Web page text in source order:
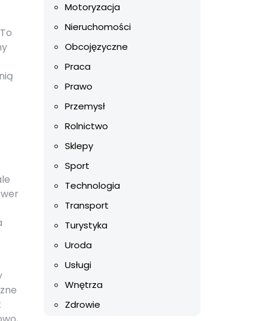
Motoryzacja
Nieruchomości
Obcojęzyczne
Praca
Prawo
Przemysł
Rolnictwo
Sklepy
Sport
Technologia
Transport
Turystyka
Uroda
Usługi
Wnętrza
Zdrowie